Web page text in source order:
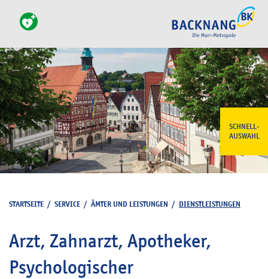
SCHNELL-
AUSWAHL
STARTSEITE / SERVICE / ÄMTER UND LEISTUNGEN / DIENSTLEISTUNGEN
Arzt, Zahnarzt, Apotheker,
Psychologischer